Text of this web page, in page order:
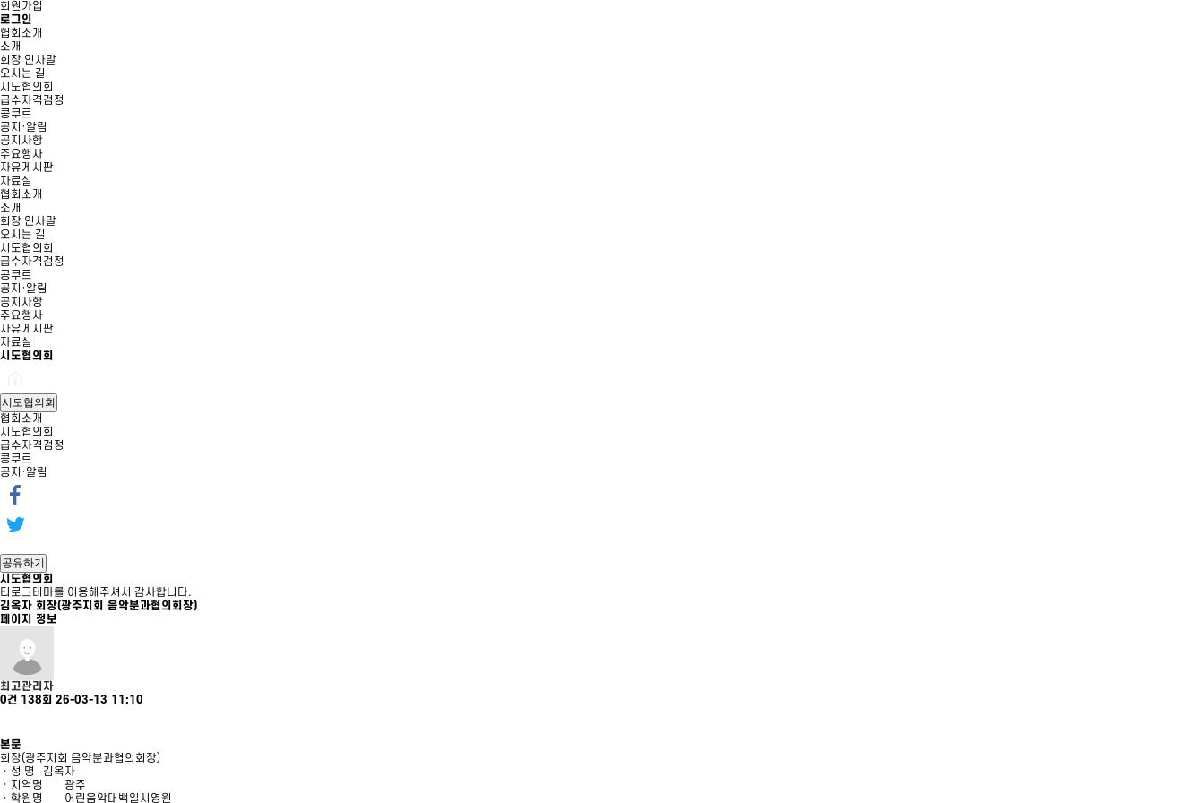
회원가입
로그인
협회소개
소개
회장 인사말
오시는 길
시도협의회
급수자격검정
콩쿠르
공지·알림
공지사항
주요행사
자유게시판
자료실
협회소개
소개
회장 인사말
오시는 길
시도협의회
급수자격검정
콩쿠르
공지·알림
공지사항
주요행사
자유게시판
자료실
시도협의회
시도협의회
협회소개
시도협의회
급수자격검정
콩쿠르
공지·알림
공유하기
시도협의회
티로그테마를 이용해주셔서 감사합니다.
김옥자 회장(광주지회 음악분과협의회장)
페이지 정보
최고관리자
0건 138회 26-03-13 11:10
본문
회장(광주지회 음악분과협의회장)
ㆍ성 명
김옥자
ㆍ지역명
광주
ㆍ학원명
어린음악대백일시영원